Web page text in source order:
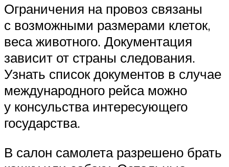
Ограничения на провоз связаны
с возможными размерами клеток,
веса животного. Документация
зависит от страны следования.
Узнать список документов в случае
международного рейса можно
у консульства интересующего
государства.
В салон самолета разрешено брать